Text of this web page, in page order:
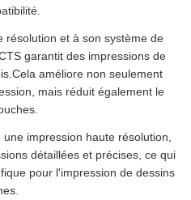
résolution et à son système de
garantit des impressions de
améliore non seulement
mais réduit également le
une impression haute résolution,
détaillées et précises, ce qui
pour l'impression de dessins